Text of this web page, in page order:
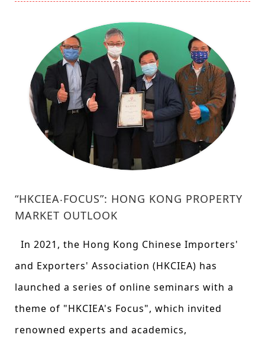
“HKCIEA‧FOCUS”: HONG KONG PROPERTY
MARKET OUTLOOK
In 2021, the Hong Kong Chinese Importers'
and Exporters' Association (HKCIEA) has
launched a series of online seminars with a
theme of "HKCIEA's Focus", which invited
renowned experts and academics,